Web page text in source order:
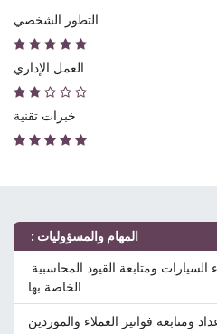
التطور الشخصي
العمل الإداري
خبرات تقنية
: المهام والمسؤوليات
الخاصة بها